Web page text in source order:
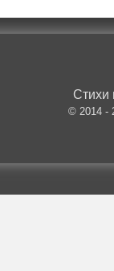
Стихи
© 2014 -